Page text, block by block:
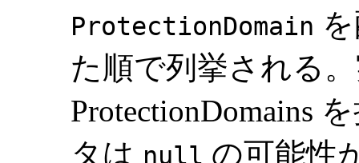
ProtectionDomain
た順で列挙される
ProtectionDomains
タは null の可能性